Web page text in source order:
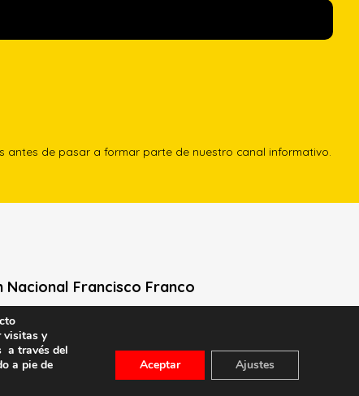
antes de pasar a formar parte de nuestro canal informativo.
Nacional Francisco Franco
1 -1º Izq
Moscardó)
– Tel. 91 541 21 22
visitas y
a través del
a pie de
Aceptar Ajustes